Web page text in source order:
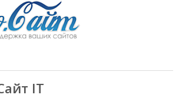
IT